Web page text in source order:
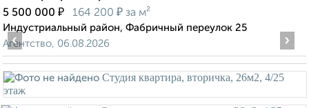
5 500 000 ₽ 164 200 ₽ за м²
Индустриальный район, Фабричный переулок 25
Агентство, 06.08.2026
‹ ›